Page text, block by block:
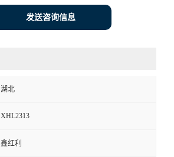
发送咨询信息
湖北
XHL2313
鑫红利